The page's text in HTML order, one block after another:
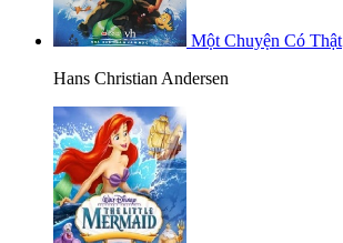
Một Chuyện Có Thật
Hans Christian Andersen